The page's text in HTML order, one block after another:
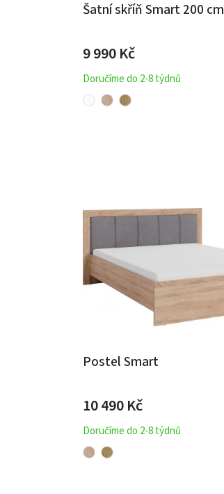
Šatní skříň Smart 200 cm
9 990 Kč
Doručíme do 2-8 týdnů
Postel Smart
10 490 Kč
Doručíme do 2-8 týdnů